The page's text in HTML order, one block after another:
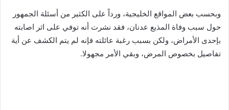
وبحسب بعض المواقع الخليجية، ورداً على الكثير من أسئلة الجمهور
حول سبب وفاة المذيع عدنان، فقد نشرت أنه توفي على اثر اصابته
بإحدى الأمراض، ولكن بسبب رغبة عائلته فإنه لم يتم الكشف عن أية
تفاصيل بخصوص المرض، وبقي الأمر مجهولا.